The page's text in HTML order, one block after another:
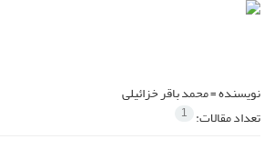
نویسنده =محمد باقر خزائیلی
تعداد مقالات: 1